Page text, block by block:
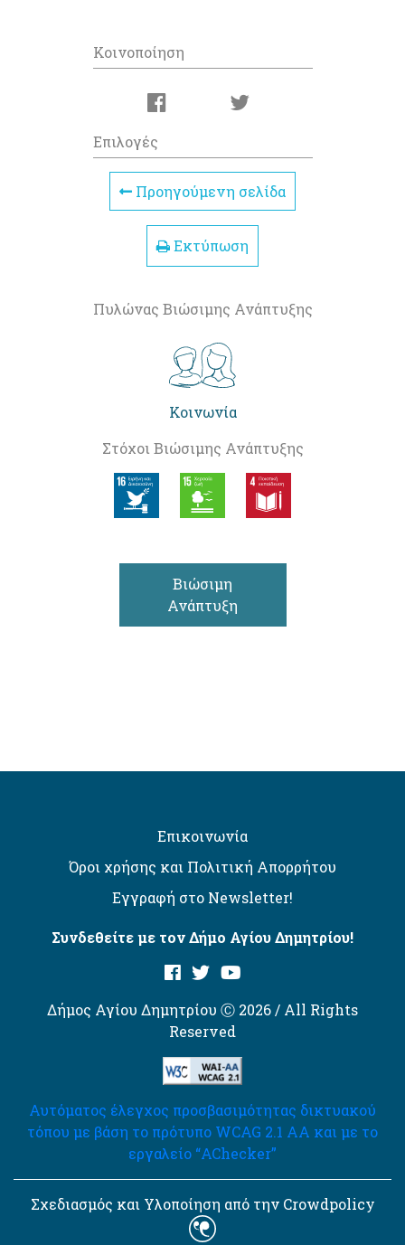
Κοινοποίηση
Επιλογές
Προηγούμενη σελίδα
Εκτύπωση
Πυλώνας Βιώσιμης Ανάπτυξης
Κοινωνία
Στόχοι Βιώσιμης Ανάπτυξης
Βιώσιμη
Ανάπτυξη
Επικοινωνία
Όροι χρήσης και Πολιτική Απορρήτου
Εγγραφή στο Newsletter!
Συνδεθείτε με τον Δήμο Αγίου Δημητρίου!
Δήμος Αγίου Δημητρίου Ⓒ 2026 / All Rights
Reserved
Αυτόματος έλεγχος προσβασιμότητας δικτυακού
τόπου με βάση το πρότυπο WCAG 2.1 AA και με το
εργαλείο “AChecker”
Σχεδιασμός και Υλοποίηση από την Crowdpolicy